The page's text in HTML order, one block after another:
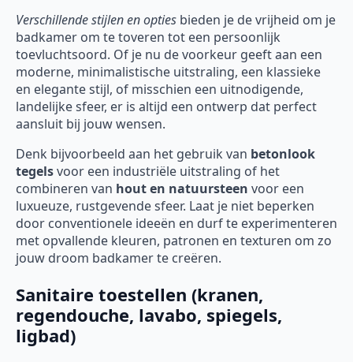
Verschillende stijlen en opties bieden je de vrijheid om je
badkamer om te toveren tot een persoonlijk
toevluchtsoord. Of je nu de voorkeur geeft aan een
moderne, minimalistische uitstraling, een klassieke
en elegante stijl, of misschien een uitnodigende,
landelijke sfeer, er is altijd een ontwerp dat perfect
aansluit bij jouw wensen.
Denk bijvoorbeeld aan het gebruik van betonlook
tegelsvoor een industriële uitstraling of het
combineren van hout en natuursteen voor een
luxueuze, rustgevende sfeer. Laat je niet beperken
door conventionele ideeën en durf te experimenteren
met opvallende kleuren, patronen en texturen om zo
jouw droom badkamer te creëren.
Sanitaire toestellen (kranen,
regendouche, lavabo, spiegels,
ligbad)